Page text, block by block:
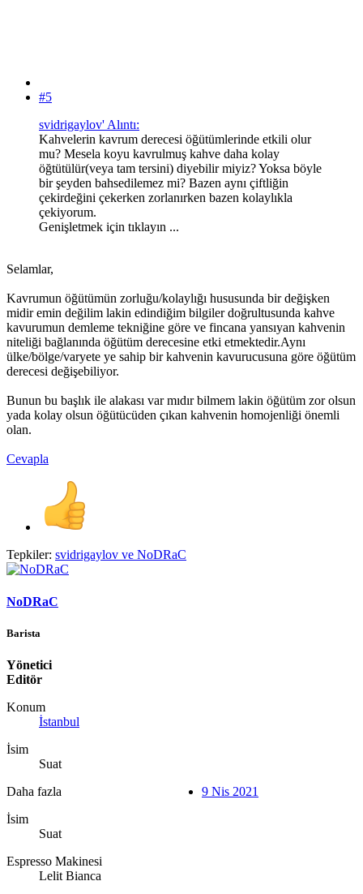
#5
svidrigaylov' Alıntı:
Kahvelerin kavrum derecesi öğütümlerinde etkili olur
mu? Mesela koyu kavrulmuş kahve daha kolay
öğtütülür(veya tam tersini) diyebilir miyiz? Yoksa böyle
bir şeyden bahsedilemez mi? Bazen aynı çiftliğin
çekirdeğini çekerken zorlanırken bazen kolaylıkla
çekiyorum.
Genişletmek için tıklayın ...
Selamlar,
Kavrumun öğütümün zorluğu/kolaylığı hususunda bir değişken
midir emin değilim lakin edindiğim bilgiler doğrultusunda kahve
kavurumun demleme tekniğine göre ve fincana yansıyan kahvenin
niteliği bağlanında öğütüm derecesine etki etmektedir.Aynı
ülke/bölge/varyete ye sahip bir kahvenin kavurucusuna göre öğütüm
derecesi değişebiliyor.
Bunun bu başlık ile alakası var mıdır bilmem lakin öğütüm zor olsun
yada kolay olsun öğütücüden çıkan kahvenin homojenliği önemli
olan.
Cevapla
Tepkiler: svidrigaylov ve NoDRaC
NoDRaC
Barista
Yönetici
Editör
Konum
İstanbul
İsim
Suat
Daha fazla
İsim
Suat
Espresso Makinesi
Lelit Bianca
9 Nis 2021